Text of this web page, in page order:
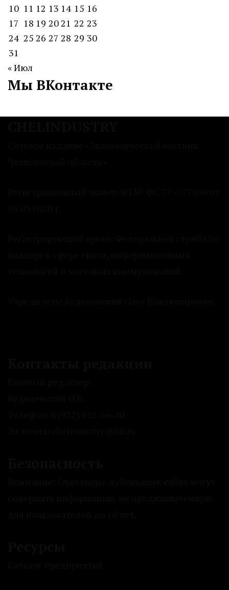
10 11 12 13 14 15 16
17 18 19 2021 22 23
24 25 26 27 28 29 30
31
« Июл
Мы ВКонтакте